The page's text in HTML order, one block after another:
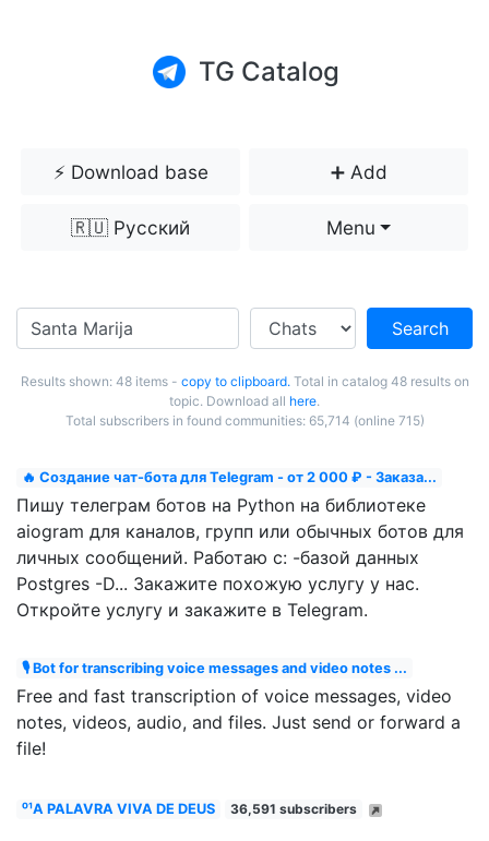
TG Catalog
⚡️ Download base ➕ Add
🇷🇺 Русский Menu
Search
Results shown: 48 items - copy to clipboard.Total in catalog 48 results on
topic. Download all here.
Total subscribers in found communities: 65,714 (online 715)
🔥 Создание чат-бота для Telegram - от 2 000 ₽ - Заказа...
Пишу телеграм ботов на Python на библиотеке
aiogram для каналов, групп или обычных ботов для
личных сообщений. Работаю с: -базой данных
Postgres -D... Закажите похожую услугу у нас.
Откройте услугу и закажите в Telegram.
🎙 Bot for transcribing voice messages and video notes ...
Free and fast transcription of voice messages, video
notes, videos, audio, and files. Just send or forward a
file!
⁰¹A PALAVRA VIVA DE DEUS 36,591 subscribers